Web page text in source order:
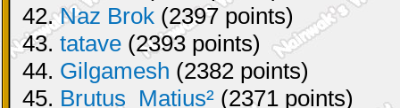
42.Naz Brok (2397 points)
43. tatave (2393 points)
44. Gilgamesh (2382 points)
45. Brutus_Matius² (2371 points)